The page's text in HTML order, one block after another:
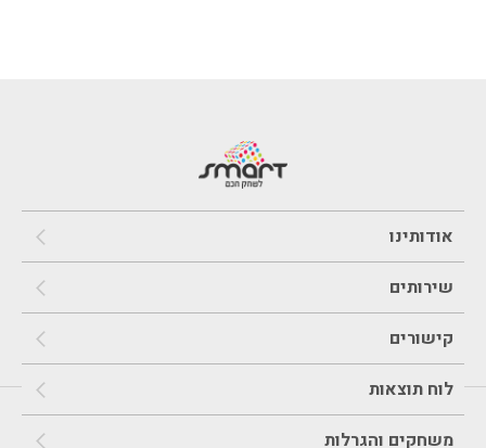
אודותינו
שירותים
קישורים
לוח תוצאות
משחקים והגרלות